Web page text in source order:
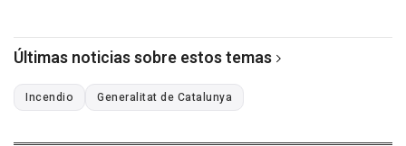
Últimas noticias sobre estos temas
Incendio Generalitat de Catalunya